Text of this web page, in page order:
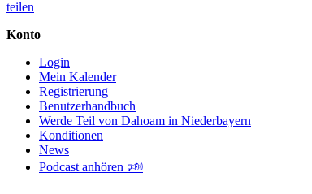
teilen
Konto
Login
Mein Kalender
Registrierung
Benutzerhandbuch
Werde Teil von Dahoam in Niederbayern
Konditionen
News
Podcast anhören 🕬